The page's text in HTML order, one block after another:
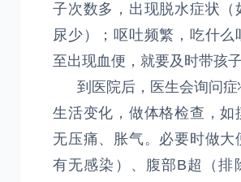
子次数多，出现脱水症状（
尿少）；呕吐频繁，吃什么
至出现血便，就要及时带孩子
到医院后，医生会询问症
生活变化，做体格检查，如
无压痛、胀气。必要时做大
有无感染）、腹部B超（排